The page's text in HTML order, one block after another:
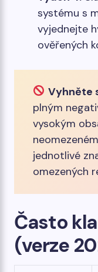
systému s
vyjednejte
ověřených
Vyhněte
plným
vysokým
jednotlivé
omezených
Často
(verze